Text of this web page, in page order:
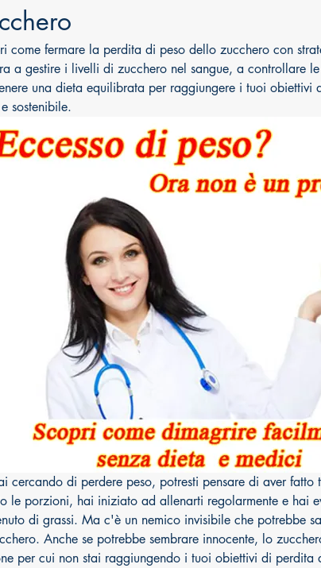
come fermare la perdita di peso dello zucchero con
a gestire i livelli di zucchero nel sangue, a controllare
una dieta equilibrata per raggiungere i tuoi obiettivi
sostenibile.
cercando di perdere peso, potresti pensare di aver fatto
le porzioni, hai iniziato ad allenarti regolarmente e hai
di grassi. Ma c'è un nemico invisibile che potrebbe
Anche se potrebbe sembrare innocente, lo
per cui non stai raggiungendo i tuoi obiettivi di perdita